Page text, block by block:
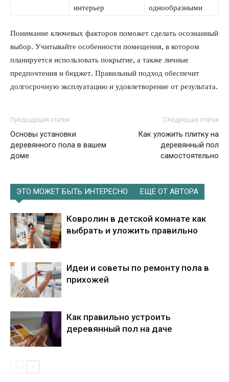
интерьер
однообразными
Понимание ключевых факторов поможет сделать осознанный
выбор. Учитывайте особенности помещения, в котором
планируется использовать покрытие, а также личные
предпочтения и бюджет. Правильный подход обеспечит
долгосрочную эксплуатацию и удовлетворение от результата.
Предыдущая статья
Основы установки
деревянного пола в вашем
доме
Следующая статья
Как уложить плитку на
деревянный пол
самостоятельно
ЭТО МОЖЕТ БЫТЬ ИНТЕРЕСНО ЕЩЕ ОТ АВТОРА
Ковролин в детской комнате как
выбрать и уложить правильно
Идеи и советы по ремонту пола в
прихожей
Как правильно устроить
деревянный пол на даче